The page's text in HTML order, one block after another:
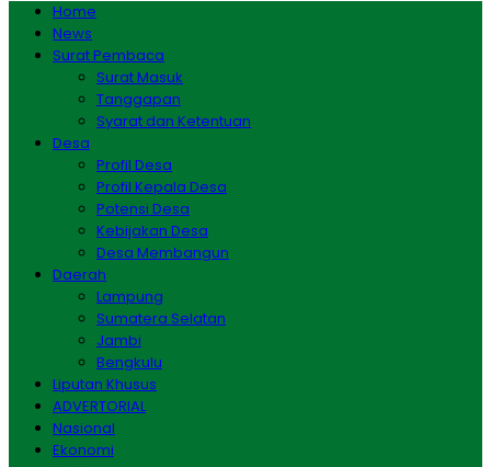
Home
News
Surat Pembaca
Surat Masuk
Tanggapan
Syarat dan Ketentuan
Desa
Profil Desa
Profil Kepala Desa
Potensi Desa
Kebijakan Desa
Desa Membangun
Daerah
Lampung
Sumatera Selatan
Jambi
Bengkulu
Liputan Khusus
ADVERTORIAL
Nasional
Ekonomi